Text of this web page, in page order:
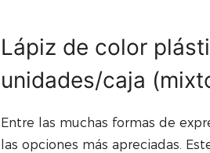
Lápiz de color
unidades/caja
Entre las muchas formas de
las opciones más apreciadas.